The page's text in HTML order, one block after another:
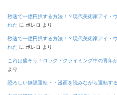
秒速で一億円損する方法！？現代美術家アイ・
れた に ボレロ より
秒速で一億円損する方法！？現代美術家アイ・
れた に ボレロ より
これは痛そう！ロック・クライミング中の青年
より
恐ろしい無謀運転・・漫画を読みながら運転す